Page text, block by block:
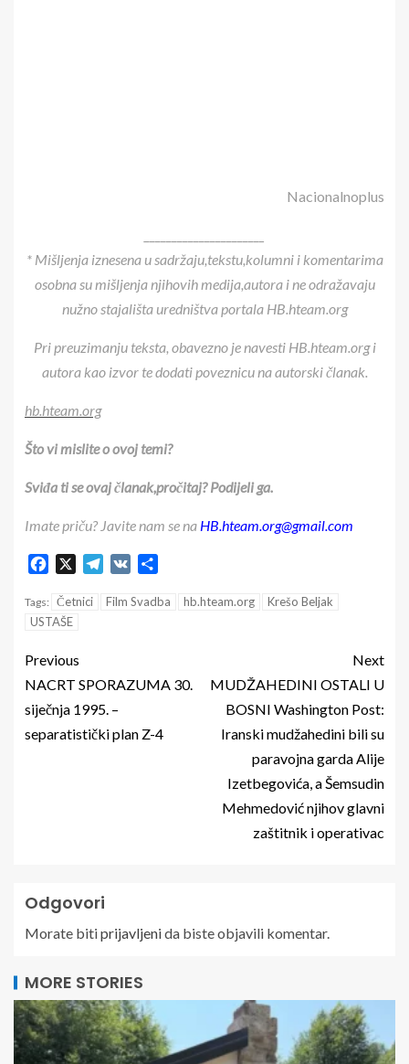
Nacionalnoplus
* Mišljenja iznesena u sadržaju,tekstu,kolumni i komentarima
osobna su mišljenja njihovih medija,autora i ne odražavaju
nužno stajališta uredništva portala HB.hteam.org
Pri preuzimanju teksta, obavezno je navesti HB.hteam.org i
autora kao izvor te dodati poveznicu na autorski članak.
hb.hteam.org
Što vi mislite o ovoj temi?
Sviđa ti se ovaj članak,pročitaj? Podijeli ga.
Imate priču? Javite nam se na HB.hteam.org@gmail.com
Facebook Telegram
VK
Tags: Četnici Film Svadba hb.hteam.org
Krešo Beljak
USTAŠE
Previous
NACRT SPORAZUMA 30.
siječnja 1995. –
separatistički plan Z-4
Next
MUDŽAHEDINI OSTALI U
BOSNI Washington Post:
Iranski mudžahedini bili su
paravojna garda Alije
Izetbegovića, a Šemsudin
Mehmedović njihov glavni
zaštitnik i operativac
Odgovori
Morate bitiprijavljenida biste objavili komentar.
MORE STORIES